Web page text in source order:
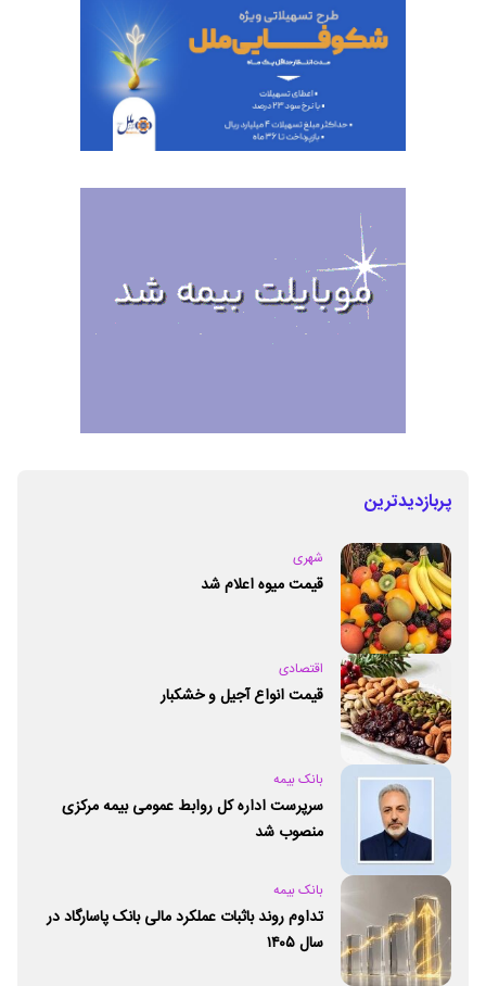
پربازدیدترین
شهری
قیمت میوه اعلام شد
اقتصادی
قیمت انواع آجیل و خشکبار
بانک بیمه
سرپرست اداره کل روابط عمومی بیمه مرکزی
منصوب شد
بانک بیمه
تداوم روند باثبات عملکرد مالی بانک پاسارگاد در
سال ۱۴۰۵